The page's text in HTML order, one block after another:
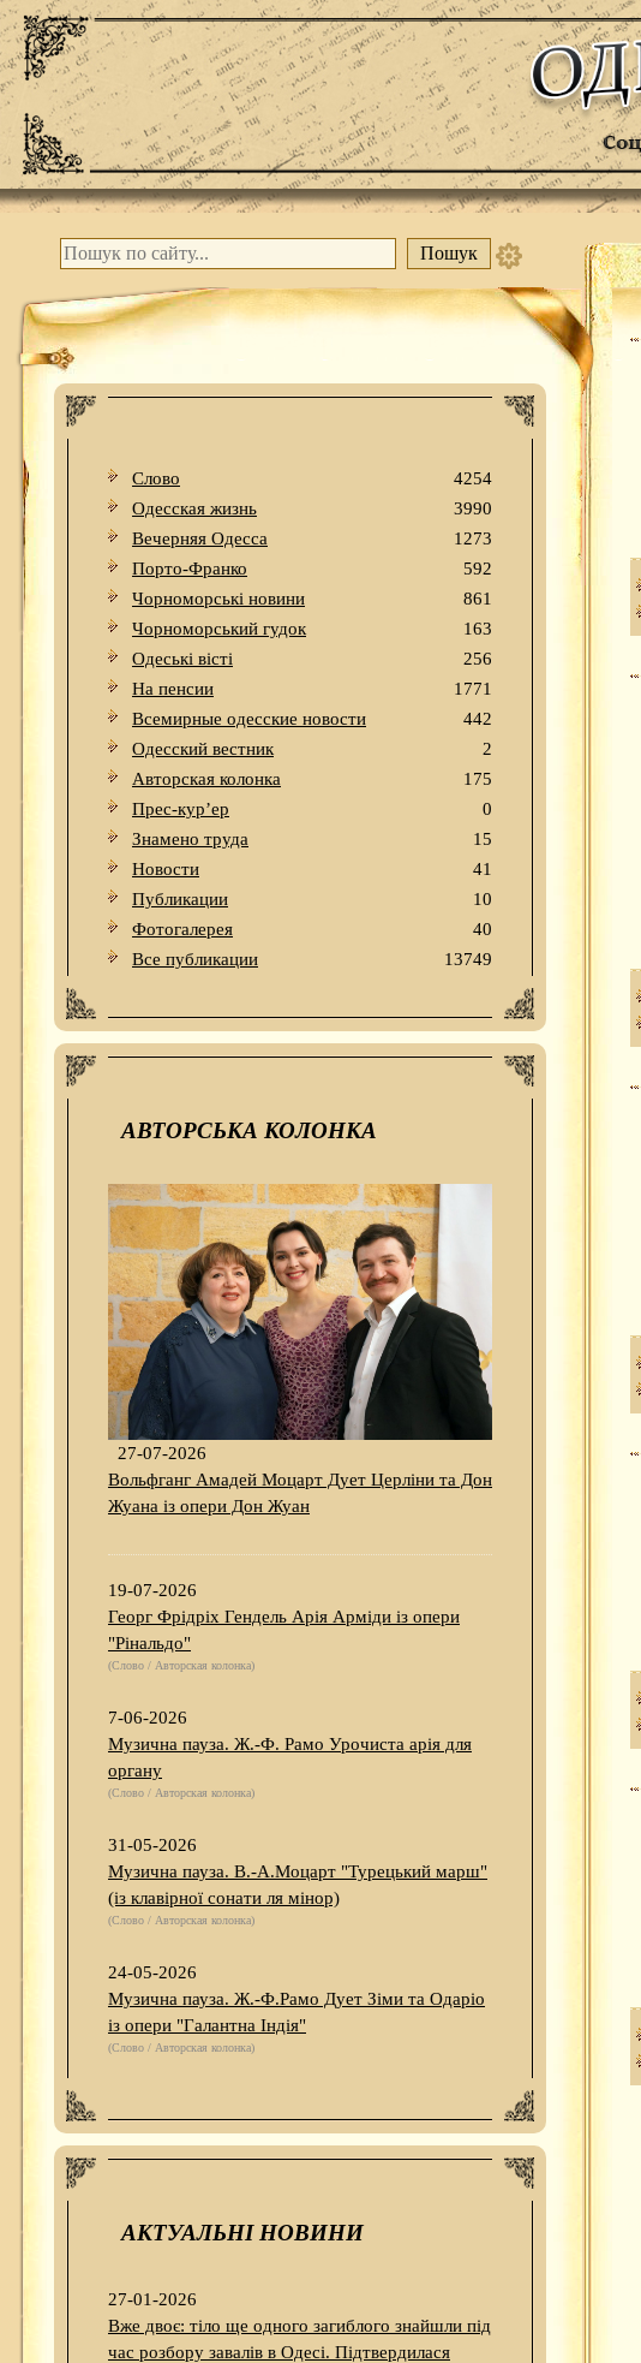
Слово
4254
Одесская жизнь
3990
Вечерняя Одесса
1273
Порто-Франко
592
Чорноморські новини
861
Чорноморський гудок
163
Одеськi вiстi
256
На пенсии
1771
Всемирные одесские новости
442
Одесский вестник
2
Авторская колонка
175
Прес-кур’ер
0
Знамено труда
15
Новости
41
Публикации
10
Фотогалерея
40
Все публикации
13749
АВТОРСЬКА КОЛОНКА
27-07-2026
Вольфганг Амадей Моцарт Дует Церліни та Дон
Жуана із опери Дон Жуан
19-07-2026
Георг Фрідріх Гендель Арія Арміди із опери
"Рінальдо"
(Слово / Авторская колонка)
7-06-2026
Музична пауза. Ж.-Ф. Рамо Урочиста арія для
органу
(Слово / Авторская колонка)
31-05-2026
Музична пауза. В.-А.Моцарт "Турецький марш"
(із клавірної сонати ля мінор)
(Слово / Авторская колонка)
24-05-2026
Музична пауза. Ж.-Ф.Рамо Дует Зіми та Одаріо
із опери "Галантна Індія"
(Слово / Авторская колонка)
АКТУАЛЬНІ НОВИНИ
27-01-2026
Вже двоє: тіло ще одного загиблого знайшли під
час розбору завалів в Одесі. Підтвердилася